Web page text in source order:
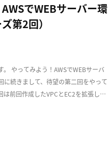
でWEBサーバー環
第2回）
。 やってみよう！AWSでWEBサーバ
に続きまして、待望の第二回をやって
は前回作成したVPCとEC2を拡張し、